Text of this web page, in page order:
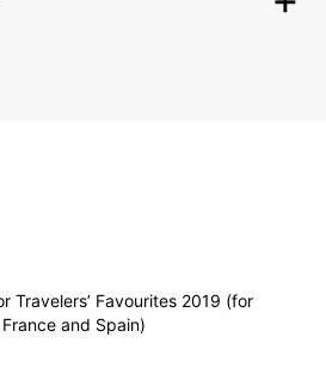
Travelers’ Favourites 2019 (for
and Spain)